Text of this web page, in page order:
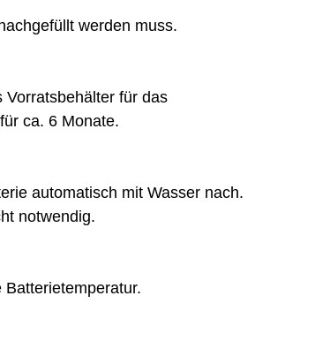
werden muss.
Vorratsbehälter für das
ca. 6 Monate.
automatisch mit Wasser nach.
notwendig.